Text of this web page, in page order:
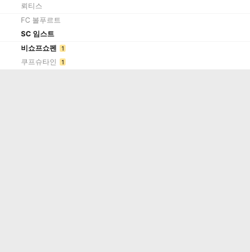
뢰티스
FC 볼푸르트
SC 임스트
비쇼프쇼펜
1
쿠프슈타인 1